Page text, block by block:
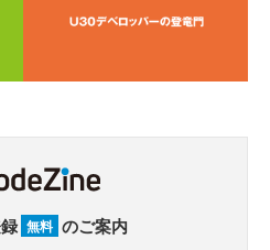
無料 のご案内